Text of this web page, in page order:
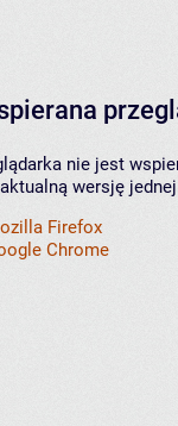
nie jest
wersję
Firefox
Chrome